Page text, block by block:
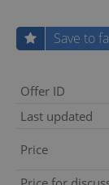
Save to
Offer ID
Last updated
Price